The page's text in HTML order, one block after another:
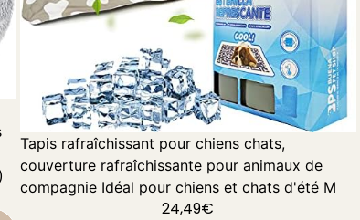
Tapis rafraîchissant pour chiens chats,
couverture rafraîchissante pour animaux de
compagnie Idéal pour chiens et chats d'été M
24,49€